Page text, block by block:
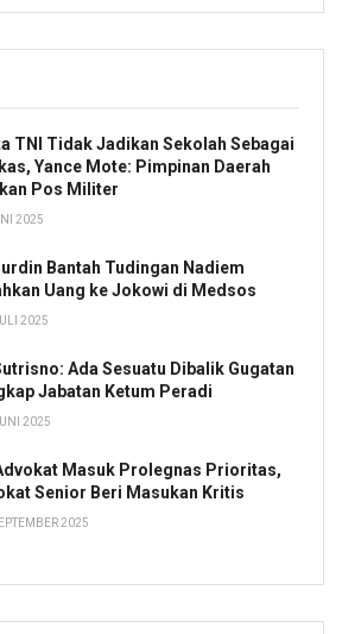
TNI Tidak Jadikan Sekolah Sebagai
Yance Mote: Pimpinan Daerah
Pos Militer
2025
Bantah Tudingan Nadiem
Uang ke Jokowi di Medsos
2025
Ada Sesuatu Dibalik Gugatan
Jabatan Ketum Peradi
2025
Masuk Prolegnas Prioritas,
Senior Beri Masukan Kritis
2025